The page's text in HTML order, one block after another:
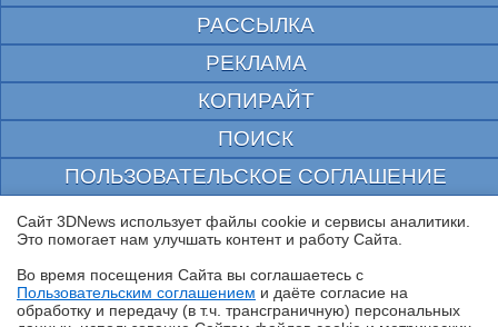
РАССЫЛКА
РЕКЛАМА
КОПИРАЙТ
ПОИСК
ПОЛЬЗОВАТЕЛЬСКОЕ СОГЛАШЕНИЕ
ЗАЩИЩЕНО CURATOR
© 1997—2026 Электронное периодическое издание "3ДНьюс" | Свидетельство о
выдано Федеральной Службой по надзору за соблюдением законодательства в сфере
массовых коммуникаций и охране культурного наследия
При цитировании документа ссылка на сайт с указанием автора обязательна. Полное
Сайт 3DNews использует файлы cookie и сервисы аналитики.
Это помогает нам улучшать контент и работу Cайта.
Во время посещения Cайта вы соглашаетесь с
Пользовательским соглашением и даёте согласие на
обработку и передачу (в т.ч. трансграничную) персональных